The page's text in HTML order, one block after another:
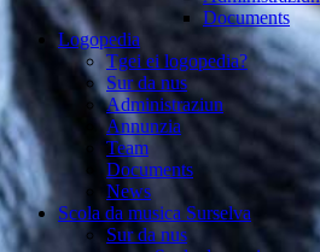
Documents
Logopedia
Tgei ei logopedia?
Sur da nus
Administraziun
Annunzia
Team
Documents
News
Scola da musica Surselva
Sur da nus